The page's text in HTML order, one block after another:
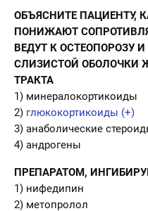
ОБЪЯСНИТЕ ПАЦИЕНТУ,
ПОНИЖАЮТ
ВЕДУТ К ОСТЕОПОРОЗУ
СЛИЗИСТОЙ ОБОЛОЧКИ
ТРАКТА
1) минералокортикоиды
2) глюкокортикоиды (+)
3) анаболические
4) андрогены
ПРЕПАРАТОМ,
1) нифедипин
2) метопролол